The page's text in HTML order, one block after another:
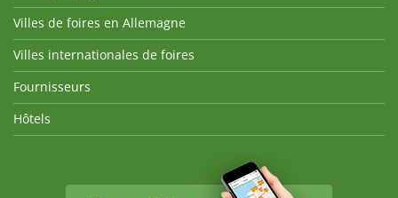
Villes de foires en Allemagne
Villes internationales de foires
Fournisseurs
Hôtels